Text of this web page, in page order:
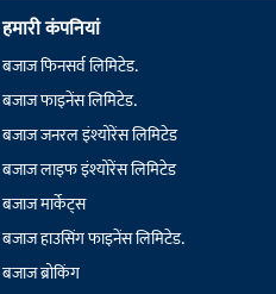
हमारी कंपनियां
बजाज फिनसर्व लिमिटेड.
बजाज फाइनेंस लिमिटेड.
बजाज जनरल इंश्योरेंस लिमिटेड
बजाज लाइफ इंश्योरेंस लिमिटेड
बजाज मार्केट्स
बजाज हाउसिंग फाइनेंस लिमिटेड.
बजाज ब्रोकिंग